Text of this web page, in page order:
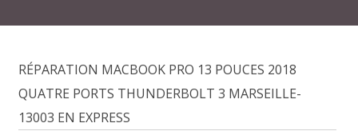
RÉPARATION MACBOOK PRO 13 POUCES 2018
QUATRE PORTS THUNDERBOLT 3 MARSEILLE-
13003 EN EXPRESS